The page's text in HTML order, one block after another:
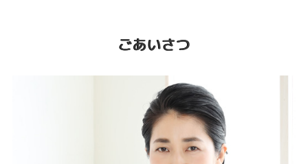
ごあいさつ